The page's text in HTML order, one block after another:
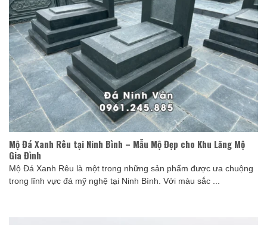
Mộ Đá Xanh Rêu tại Ninh Bình – Mẫu Mộ Đẹp cho Khu Lăng Mộ
Gia Đình
Mộ Đá Xanh Rêu là một trong những sản phẩm được ưa chuộng
trong lĩnh vực đá mỹ nghệ tại Ninh Bình. Với màu sắc ...